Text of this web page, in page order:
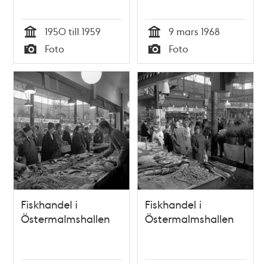
Tid
1950 till 1959
Typ
Foto Tid
9 mars 1968
Typ
Foto
Fiskhandel i
Östermalmshallen
Fiskhandel i
Östermalmshallen